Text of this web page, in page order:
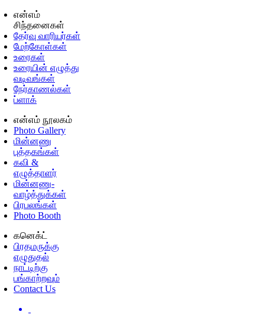
என்எம்
சிந்தனைகள்
தேர்வு வாரியர்கள்
மேற்கோள்கள்
உரைகள்
உரையின் எழுத்து
வடிவங்கள்
நேர்காணல்கள்
ப்ளாக்
என்எம் நூலகம்
Photo Gallery
மின்னணு
புத்தகங்கள்
கவி &
எழுத்தாளர்
மின்னணு-
வாழ்த்துக்கள்
பிரபலங்கள்
Photo Booth
கனெக்ட்
பிரதமருக்கு
எழுதுதல்
நாட்டிற்கு
பங்காற்றவும்
Contact Us